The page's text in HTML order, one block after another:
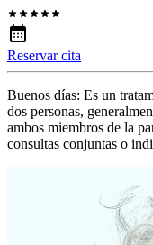
Reservar cita
Buenos días: Es un
dos personas,
ambos miembros de la
consultas conjuntas o